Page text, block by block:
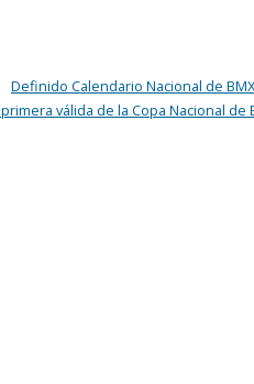
Definido Calendario Nacional de BMX
válida de la Copa Nacional de